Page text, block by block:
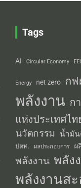
Tags
AI Circular Economy
Energy net zero กฟ
พลังงาน ก
แห่งประเทศไท
นวัตกรรม น้ำมัน
ปตท. ผลประกอบการ ผ
พลังงาน พลัง
พลังงานส